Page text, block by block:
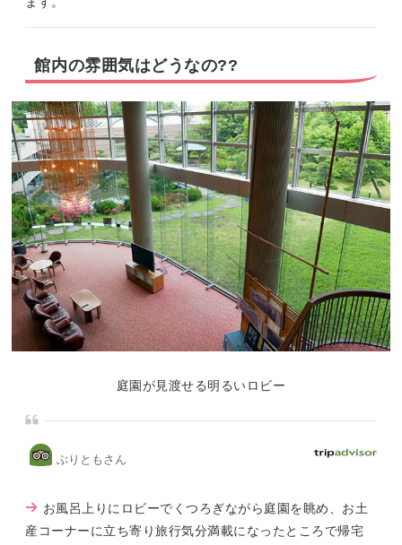
館内の雰囲気はどうなの??
庭園が見渡せる明るいロビー
ぶりともさん
お風呂上りにロビーでくつろぎながら庭園を眺め、お土
産コーナーに立ち寄り旅行気分満載になったところで帰宅